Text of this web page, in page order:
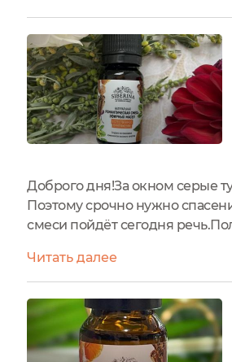
Доброго дня!За окном серые
Поэтому срочно нужно
смеси пойдёт сегодня
бутылочке из коричневого...
Читать далее